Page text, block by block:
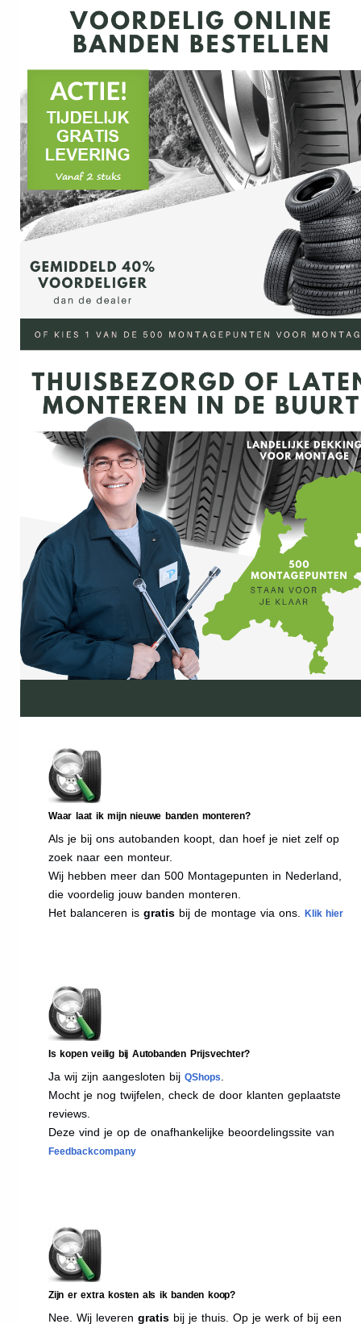
Waar laat ik mijn nieuwe banden monteren?
Als je bij ons autobanden koopt, dan hoef je niet zelf op
zoek naar een monteur.
Wij hebben meer dan 500 Montagepunten in Nederland,
die voordelig jouw banden monteren.
Het balanceren is gratis bij de montage via ons. Klik hier
Is kopen veilig bij Autobanden Prijsvechter?
Ja wij zijn aangesloten bij QShops
Mocht je nog twijfelen, check de door klanten geplaatste
reviews.
Deze vind je op de onafhankelijke beoordelingssite van
Feedbackcompany
Zijn er extra kosten als ik banden koop?
Nee. Wij leveren gratis bij je thuis. Op je werk of bij een